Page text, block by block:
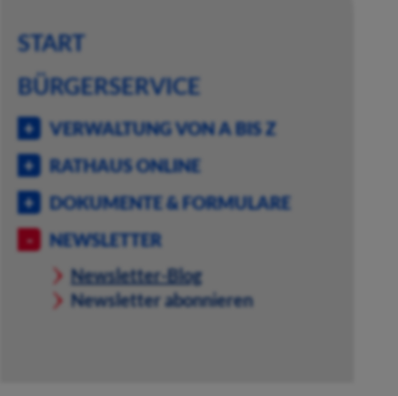
START
BÜRGERSERVICE
VERWALTUNG VON A BIS Z
RATHAUS ONLINE
DOKUMENTE & FORMULARE
NEWSLETTER
Newsletter-Blog
Newsletter abonnieren